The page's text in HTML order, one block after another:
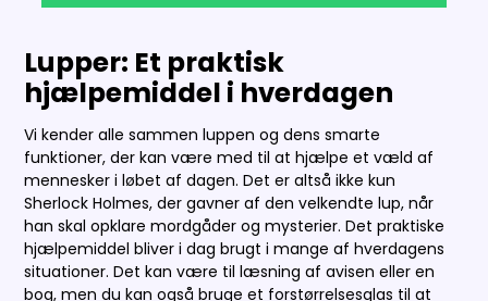
Lupper: Et praktisk
hjælpemiddel i hverdagen
Vi kender alle sammen luppen og dens smarte
funktioner, der kan være med til at hjælpe et væld af
mennesker i løbet af dagen. Det er altså ikke kun
Sherlock Holmes, der gavner af den velkendte lup, når
han skal opklare mordgåder og mysterier. Det praktiske
hjælpemiddel bliver i dag brugt i mange af hverdagens
situationer. Det kan være til læsning af avisen eller en
bog, men du kan også bruge et forstørrelsesglas til at